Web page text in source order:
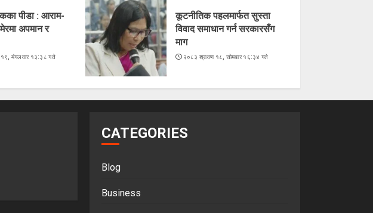
पीडा : आराम-
अपमान र
१९, मंगलवार १३:३८ गते
कूटनीतिक पहलमार्फत सुस्ता
विवाद समाधान गर्न सरकारसँग
माग
२०८३ श्रावण १८, सोमबार १६:३४ गते
CATEGORIES
Blog
Business